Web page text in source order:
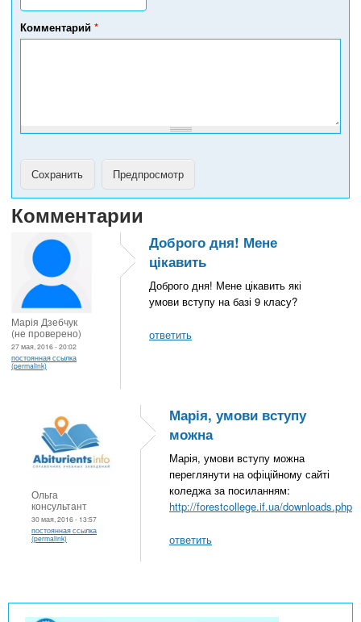
л
е
ф
Комментарий *
Комментарии
Марія Дзебчук
(не проверено)
27 мая, 2016 - 20:02
постоянная ссылка
(permalink)
Доброго дня! Мене
цікавить
Доброго дня! Мене цікавить які
умови вступу на базі 9 класу?
ответить
Ольга
консультант
30 мая, 2016 - 13:57
постоянная ссылка
(permalink)
Марія, умови вступу
можна
Марія, умови вступу можна
переглянути на офіційному сайті
коледжа за посиланням:
http://forestcollege.if.ua/downloads.php
ответить